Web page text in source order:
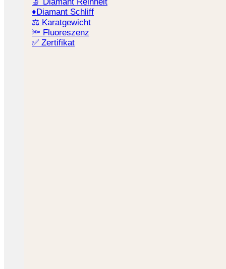
♦️Diamant Schliff
⚖️ Karatgewicht
🔦 Fluoreszenz
✅ Zertifikat